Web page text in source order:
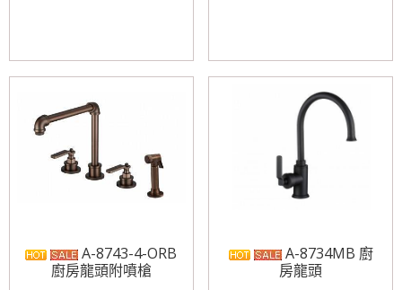
A-8743-4-ORB
廚房龍頭附噴槍
A-8734MB 廚
房龍頭